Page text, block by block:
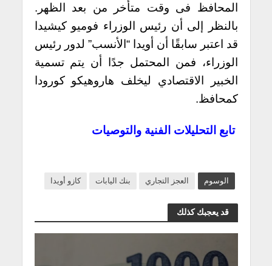
المحافظ فى وقت متأخر من بعد الظهر.
بالنظر إلى أن رئيس الوزراء فوميو كيشيدا
قد اعتبر سابقًا أن أويدا “الأنسب” لدور رئيس
الوزراء، فمن المحتمل جدًا أن يتم تسمية
الخبير الاقتصادي ليخلف هاروهيكو كورودا
كمحافظ.
تابع التحليلات الفنية والتوصيات
الوسوم العجز التجاري بنك اليابات كازو أويدا
قد يعجبك كذلك